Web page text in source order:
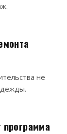
не